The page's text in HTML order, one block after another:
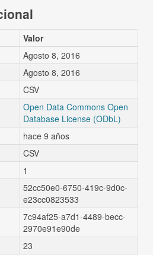
Valor
Agosto 8, 2016
Agosto 8, 2016
CSV
Open Data Commons Open
Database License (ODbL)
hace 9 años
CSV
1
52cc50e0-6750-419c-9d0c-
e23cc0823533
7c94af25-a7d1-4489-becc-
2970e91e90de
23